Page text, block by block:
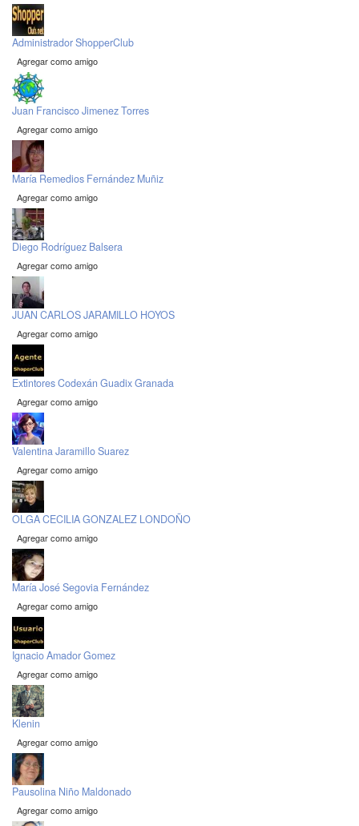
Administrador ShopperClub
Agregar como amigo
Juan Francisco Jimenez Torres
Agregar como amigo
María Remedios Fernández Muñiz
Agregar como amigo
Diego Rodríguez Balsera
Agregar como amigo
JUAN CARLOS JARAMILLO HOYOS
Agregar como amigo
Extintores Codexán Guadix Granada
Agregar como amigo
Valentina Jaramillo Suarez
Agregar como amigo
OLGA CECILIA GONZALEZ LONDOÑO
Agregar como amigo
María José Segovia Fernández
Agregar como amigo
Ignacio Amador Gomez
Agregar como amigo
Klenin
Agregar como amigo
Pausolina Niño Maldonado
Agregar como amigo